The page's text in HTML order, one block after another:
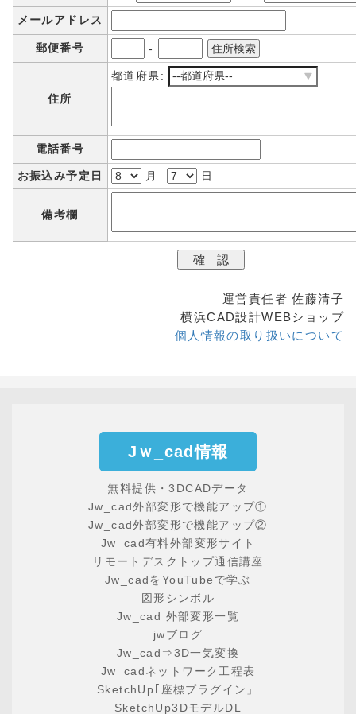
メールアドレス
郵便番号 -
住所
都道府県:
電話番号
お振込み予定日 月 日
備考欄
運営責任者 佐藤清子
横浜CAD設計WEBショップ
個人情報の取り扱いについて
Jｗ_cad情報
無料提供・3DCADデータ
Jw_cad外部変形で機能アップ①
Jw_cad外部変形で機能アップ②
Jw_cad有料外部変形サイト
リモートデスクトップ通信講座
Jw_cadをYouTubeで学ぶ
図形シンボル
Jw_cad 外部変形一覧
jwブログ
Jw_cad⇒3D一気変換
Jw_cadネットワーク工程表
SketchUp｢座標プラグイン」
SketchUp3DモデルDL